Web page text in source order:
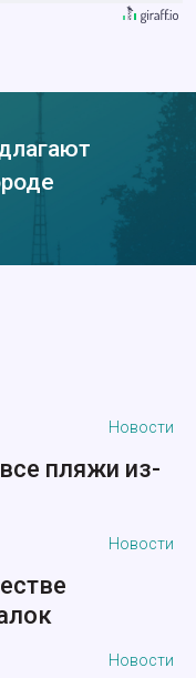
Новости
пляжи из-
Новости
Новости